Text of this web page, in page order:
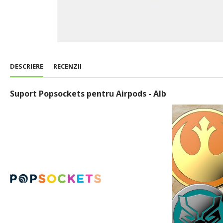
DESCRIERE RECENZII
Suport Popsockets pentru Airpods - Alb